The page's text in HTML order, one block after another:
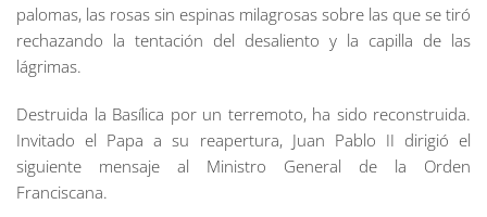
palomas, las rosas sin espinas milagrosas sobre las que se tiró
rechazando la tentación del desaliento y la capilla de las
lágrimas.
Destruida la Basílica por un terremoto, ha sido reconstruida.
Invitado el Papa a su reapertura, Juan Pablo II dirigió el
siguiente mensaje al Ministro General de la Orden
Franciscana.